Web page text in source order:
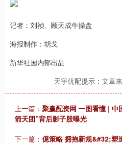
记者：刘祯、顾天成牛操盘
海报制作：胡戈
新华社国内部出品
天宇优配提示：文章
上一篇： 聚赢配资网 一图看懂 | 中
箭天团”背后影子股曝光
下一篇： 億策略 拥抱新规&#32;塑